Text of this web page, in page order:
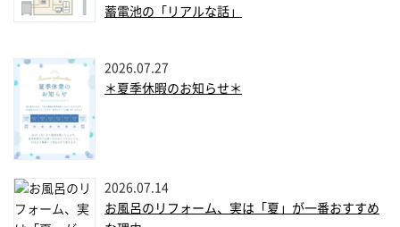
蓄電池の「リアルな話」
2026.07.27
＊夏季休暇のお知らせ＊
2026.07.14
お風呂のリフォーム、実は「夏」が一番おすすめ